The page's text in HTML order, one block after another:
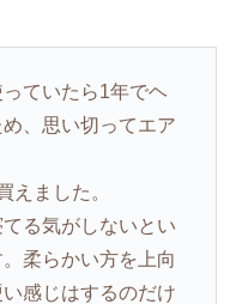
ていたら1年でヘ
、思い切ってエア
えました。
る気がしないとい
柔らかい方を上向
感じはするのだけ